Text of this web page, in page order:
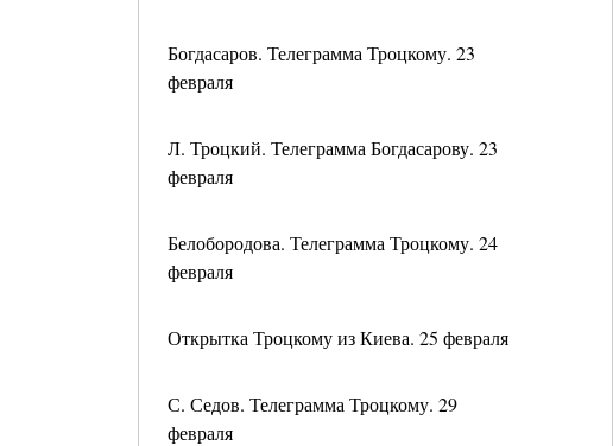
Богдасаров. Телеграмма Троцкому. 23
февраля
Л. Троцкий. Телеграмма Богдасарову. 23
февраля
Белобородова. Телеграмма Троцкому. 24
февраля
Открытка Троцкому из Киева. 25 февраля
С. Седов. Телеграмма Троцкому. 29
февраля